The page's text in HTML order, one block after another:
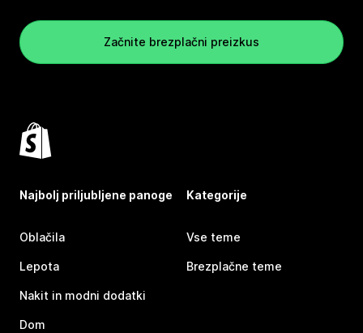
Začnite brezplačni preizkus
Najbolj priljubljene panoge
Oblačila
Lepota
Nakit in modni dodatki
Dom
Kategorije
Vse teme
Brezplačne teme